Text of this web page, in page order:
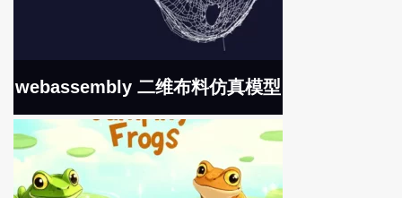
webassembly 二维布料仿真模型